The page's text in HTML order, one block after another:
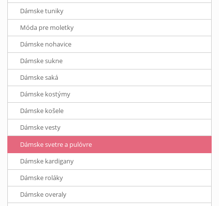
Dámske tuniky
Móda pre moletky
Dámske nohavice
Dámske sukne
Dámske saká
Dámske kostýmy
Dámske košele
Dámske vesty
Dámske svetre a pulóvre
Dámske kardigany
Dámske roláky
Dámske overaly